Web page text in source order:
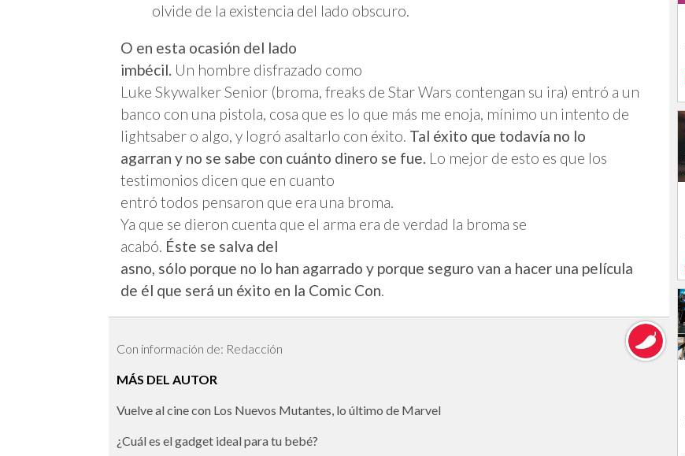
olvide de la existencia del lado obscuro.
O en esta ocasión del lado
imbécil. Un hombre disfrazado como
Luke Skywalker Senior (broma, freaks de Star Wars contengan su ira) entró a un
banco con una pistola, cosa que es lo que más me enoja, mínimo un intento de
lightsaber o algo, y logró asaltarlo con éxito. Tal éxito que todavía no lo
agarran y no se sabe con cuánto dinero se fue. Lo mejor de esto es que los
testimonios dicen que en cuanto
entró todos pensaron que era una broma.
Ya que se dieron cuenta que el arma era de verdad la broma se
acabó. Éste se salva del
asno, sólo porque no lo han agarrado y porque seguro van a hacer una película
de él que será un éxito en la Comic Con.
Con información de: Redacción
MÁS DEL AUTOR
Vuelve al cine con Los Nuevos Mutantes, lo último de Marvel
¿Cuál es el gadget ideal para tu bebé?